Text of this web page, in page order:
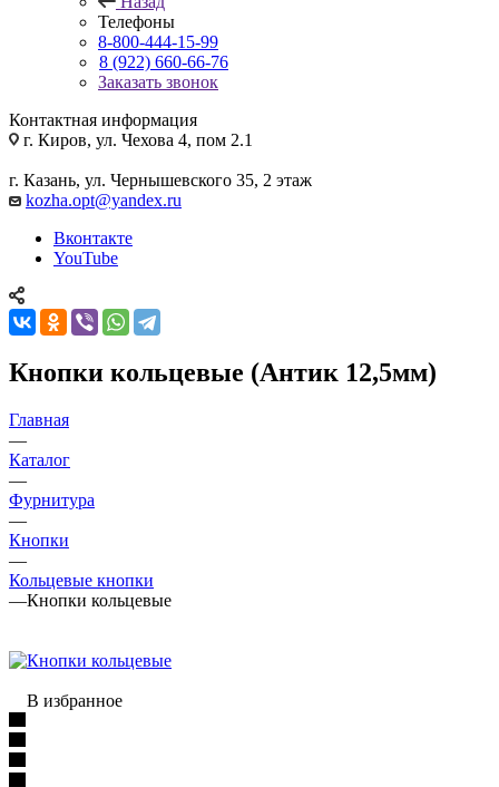
Телефоны
8-800-444-15-99
8 (922) 660-66-76
Заказать звонок
Контактная информация
г. Киров, ул. Чехова 4, пом 2.1
г. Казань, ул. Чернышевского 35, 2 этаж
kozha.opt@yandex.ru
Вконтакте
YouTube
Кнопки кольцевые (Антик 12,5мм)
Главная
—
Каталог
—
Фурнитура
—
Кнопки
—
Кольцевые кнопки
—Кнопки кольцевые
В избранное